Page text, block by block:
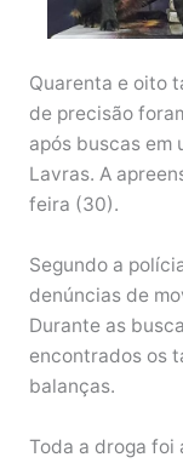
Quarenta e oito
de precisão
após buscas em
Lavras. A
feira (30).
Segundo a
denúncias de
Durante as
encontrados os
balanças.
Toda a droga foi